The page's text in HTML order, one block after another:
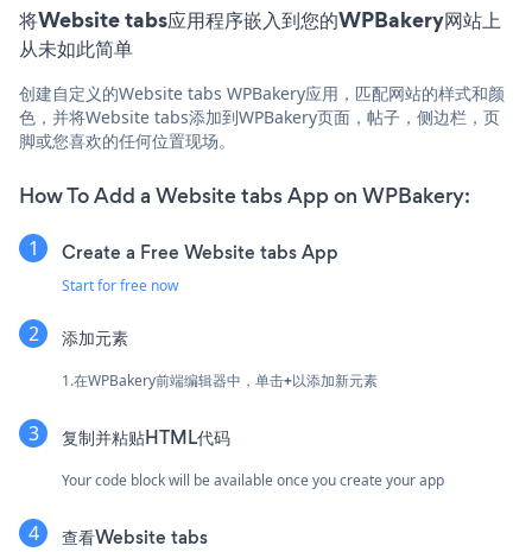
将Website tabs应用程序嵌入到您的WPBakery网站上
从未如此简单
创建自定义的Website tabs WPBakery应用，匹配网站的样式和颜
色，并将Website tabs添加到WPBakery页面，帖子，侧边栏，页
脚或您喜欢的任何位置现场。
How To Add a Website tabs App on WPBakery:
Create a Free Website tabs App
Start for free now
添加元素
1.在WPBakery前端编辑器中，单击+以添加新元素
复制并粘贴HTML代码
Your code block will be available once you create your app
查看Website tabs